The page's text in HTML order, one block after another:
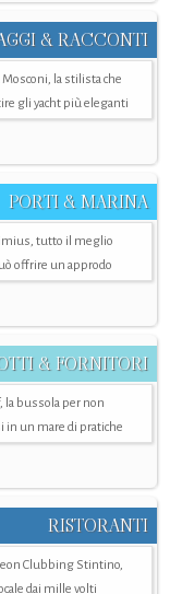
& RACCONTI
Mosconi, la stilista che
gli yacht più eleganti
PORTI & MARINA
tutto il meglio
offrire un approdo
& FORNITORI
la bussola per non
in un mare di pratiche
RISTORANTI
Clubbing Stintino,
dai mille volti